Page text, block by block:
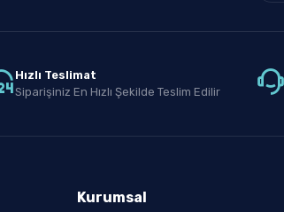
Hızlı Teslimat
Siparişiniz En Hızlı Şekilde Teslim Edilir
Kurumsal